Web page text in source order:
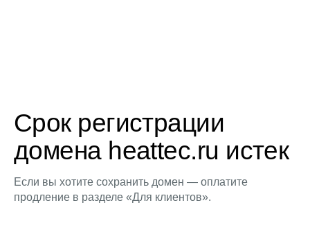
Срок регистрации
домена heattec.ru истек
Если вы хотите сохранить домен — оплатите
продление в разделе «Для клиентов».